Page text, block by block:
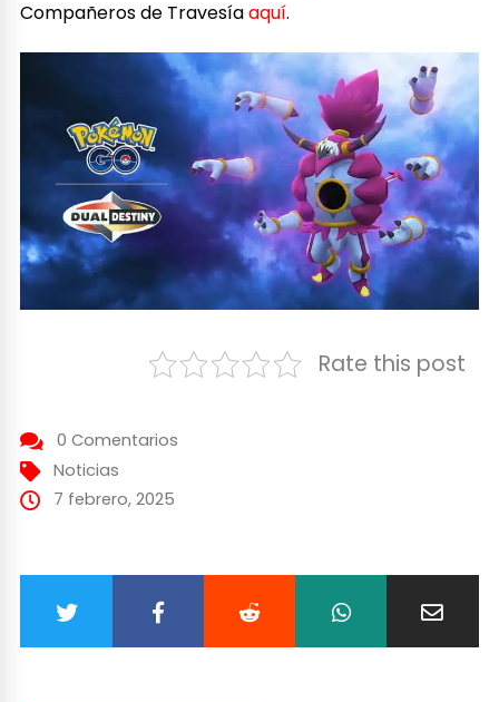
Compañeros de Travesíaaquí.
Rate this post
0 Comentarios
Noticias
7 febrero, 2025